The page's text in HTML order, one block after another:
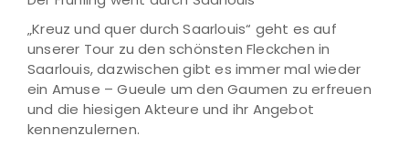
„Kreuz und quer durch Saarlouis“ geht es auf
unserer Tour zu den schönsten Fleckchen in
Saarlouis, dazwischen gibt es immer mal wieder
ein Amuse – Gueule um den Gaumen zu erfreuen
und die hiesigen Akteure und ihr Angebot
kennenzulernen.